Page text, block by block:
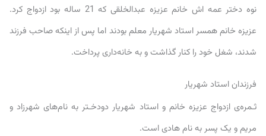
نوه دختر عمه اش خانم عزیزه عبدالخلقی که 21 ساله بود ازدواج کرد.
عزیزه خانم همسر استاد شهریار معلم بودند اما پس از اینکه صاحب فرزند
شدند، شغل خود را کنار گذاشت و به خانه‌داری پرداخت.
فرزندان استاد شهریار
ثـمره‌ی ازدواج عزیزه خانم و استاد شهریار دودخـتر به نام‌های شهرزاد و
مریم و یک پسر به نام هادی است.